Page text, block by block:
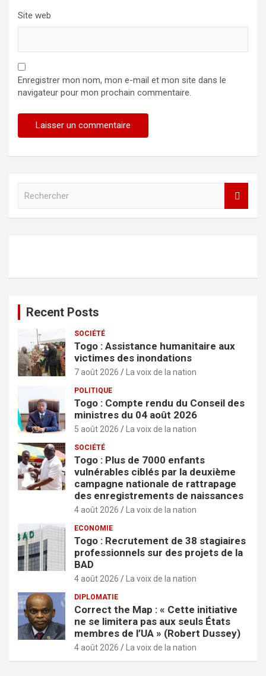
Site web
Enregistrer mon nom, mon e-mail et mon site dans le
navigateur pour mon prochain commentaire.
h
Recent Posts
SOCIÉTÉ
Togo : Assistance humanitaire aux
victimes des inondations
7 août 2026 La voix de la nation
POLITIQUE
Togo : Compte rendu du Conseil des
ministres du 04 août 2026
5 août 2026 La voix de la nation
SOCIÉTÉ
Togo : Plus de 7000 enfants
vulnérables ciblés par la deuxième
campagne nationale de rattrapage
des enregistrements de naissances
4 août 2026 La voix de la nation
ECONOMIE
Togo : Recrutement de 38 stagiaires
professionnels sur des projets de la
BAD
4 août 2026 La voix de la nation
DIPLOMATIE
Correct the Map : « Cette initiative
ne se limitera pas aux seuls États
membres de l’UA » (Robert Dussey)
4 août 2026 La voix de la nation